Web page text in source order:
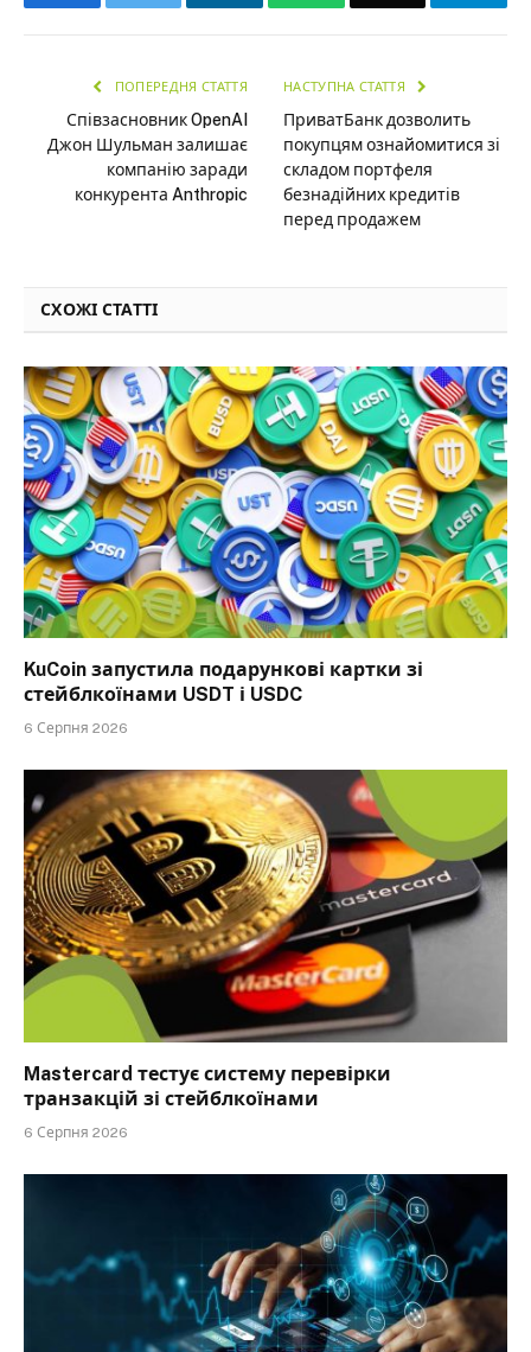
ПОПЕРЕДНЯ СТАТТЯ
Співзасновник OpenAI
Джон Шульман залишає
компанію заради
конкурента Anthropic
НАСТУПНА СТАТТЯ
ПриватБанк дозволить
покупцям ознайомитися зі
складом портфеля
безнадійних кредитів
перед продажем
СХОЖІ СТАТТІ
KuCoin запустила подарункові картки зі
стейблкоїнами USDT і USDC
6 Серпня 2026
Mastercard тестує систему перевірки
транзакцій зі стейблкоїнами
6 Серпня 2026